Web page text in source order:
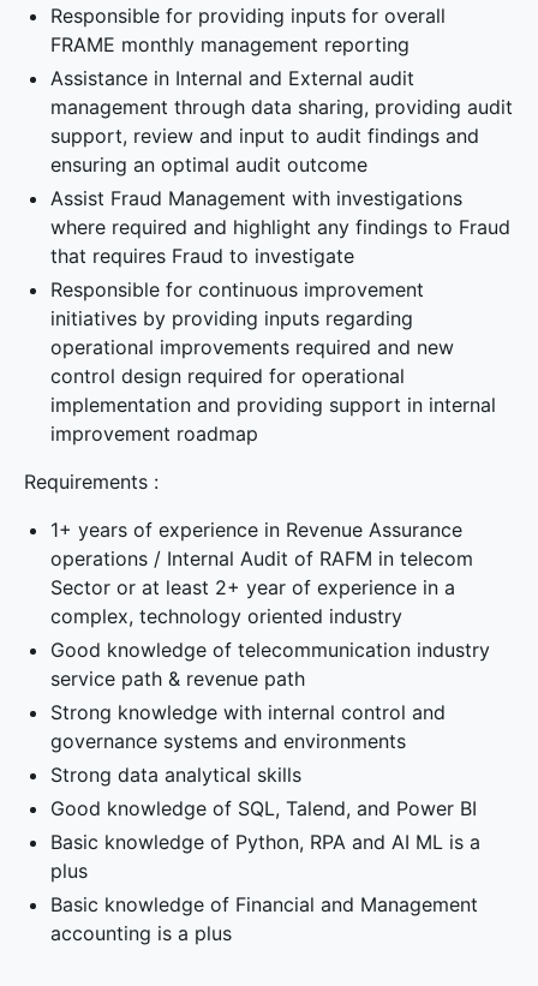
Responsible for providing inputs for overall
FRAME monthly management reporting
Assistance in Internal and External audit
management through data sharing, providing audit
support, review and input to audit findings and
ensuring an optimal audit outcome
Assist Fraud Management with investigations
where required and highlight any findings to Fraud
that requires Fraud to investigate
Responsible for continuous improvement
initiatives by providing inputs regarding
operational improvements required and new
control design required for operational
implementation and providing support in internal
improvement roadmap
Requirements :
1+ years of experience in Revenue Assurance
operations / Internal Audit of RAFM in telecom
Sector or at least 2+ year of experience in a
complex, technology oriented industry
Good knowledge of telecommunication industry
service path & revenue path
Strong knowledge with internal control and
governance systems and environments
Strong data analytical skills
Good knowledge of SQL, Talend, and Power BI
Basic knowledge of Python, RPA and AI ML is a
plus
Basic knowledge of Financial and Management
accounting is a plus